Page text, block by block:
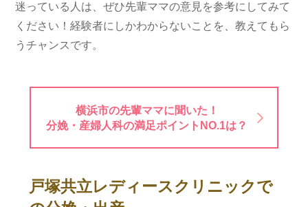
迷っている人は、ぜひ先輩ママの意見を参考にしてみて
ください！経験者にしかわからないことを、教えてもら
うチャンスです。
横浜市の先輩ママに聞いた！
分娩・産婦人科の満足ポイントNO.1は？
戸塚共立レディースクリニックで